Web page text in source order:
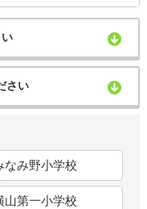
さい
なみ野小学校
山第一小学校